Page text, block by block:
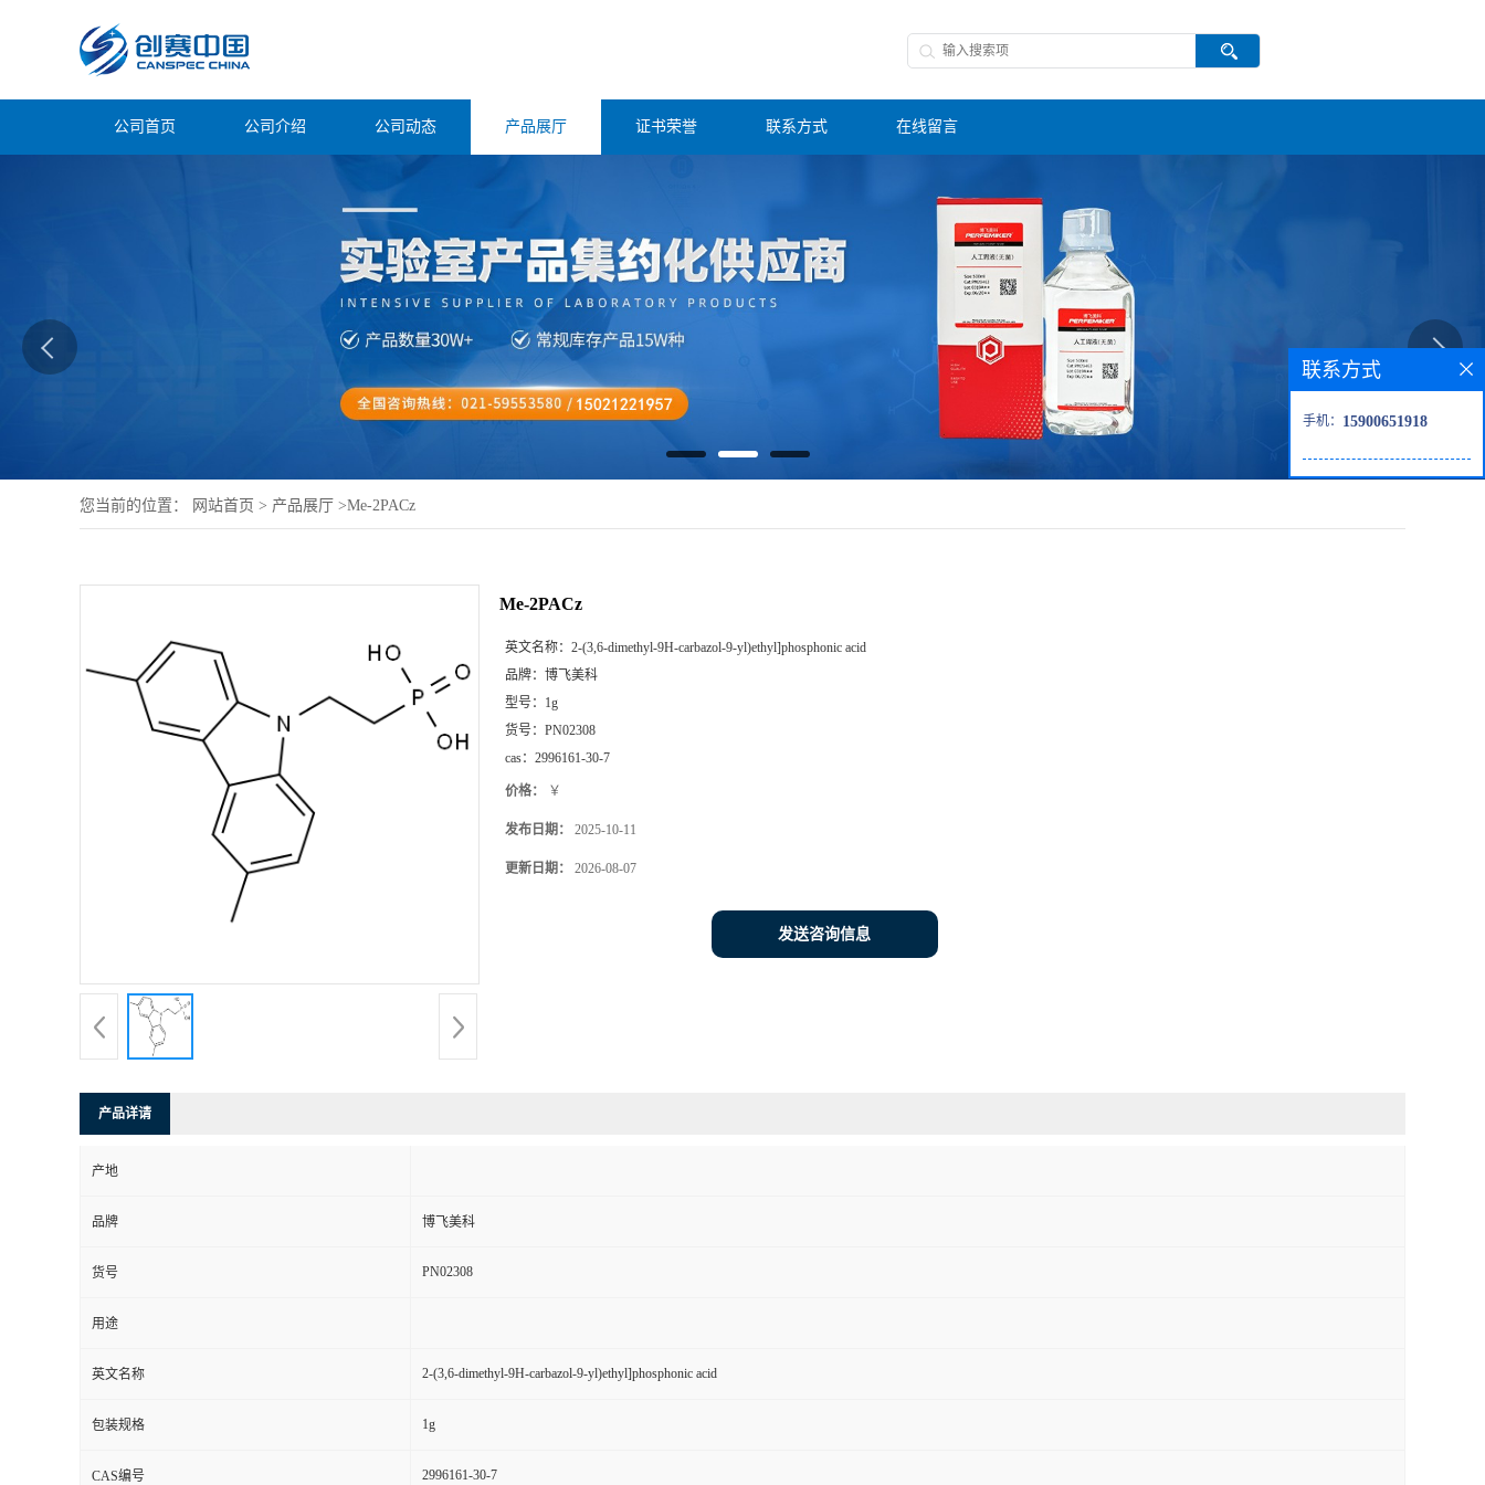
公司首页 公司介绍 公司动态 产品展厅 证书荣誉 联系方式 在线留言
您当前的位置： 网站首页 > 产品展厅 >Me-2PACz
Me-2PACz
英文名称： 2-(3,6-dimethyl-9H-carbazol-9-yl)ethyl]phosphonic acid
品牌： 博飞美科
型号： 1g
货号： PN02308
cas： 2996161-30-7
价格： ￥
发布日期： 2025-10-11
更新日期： 2026-08-07
发送咨询信息
产品详请
产地
品牌 博飞美科
货号 PN02308
用途
英文名称 2-(3,6-dimethyl-9H-carbazol-9-yl)ethyl]phosphonic acid
包装规格 1g
CAS编号 2996161-30-7
联系方式
手机： 15900651918